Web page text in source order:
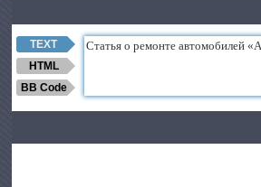
TEXT
HTML
BB Code